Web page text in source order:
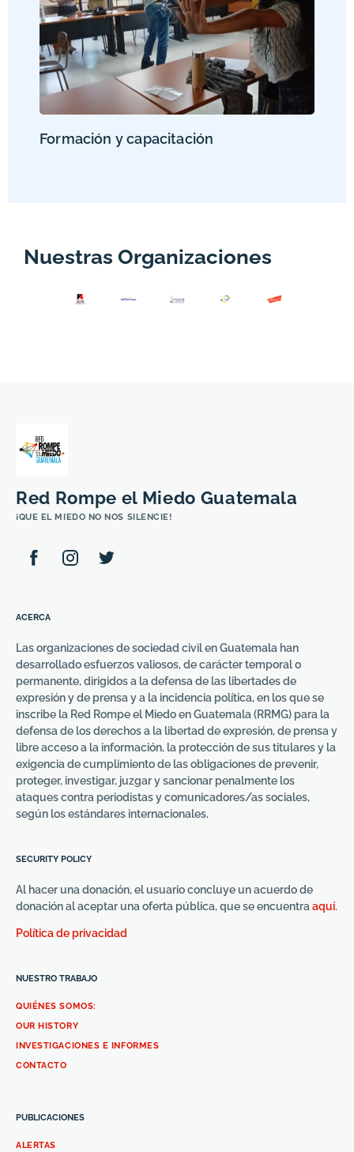
Formación y capacitación
Nuestras Organizaciones
Red Rompe el Miedo Guatemala
¡QUE EL MIEDO NO NOS SILENCIE!
ACERCA
Las organizaciones de sociedad civil en Guatemala han
desarrollado esfuerzos valiosos, de carácter temporal o
permanente, dirigidos a la defensa de las libertades de
expresión y de prensa y a la incidencia política, en los que se
inscribe la Red Rompe el Miedo en Guatemala (RRMG) para la
defensa de los derechos a la libertad de expresión, de prensa y
libre acceso a la información, la protección de sus titulares y la
exigencia de cumplimiento de las obligaciones de prevenir,
proteger, investigar, juzgar y sancionar penalmente los
ataques contra periodistas y comunicadores/as sociales,
según los estándares internacionales.
NUESTRO TRABAJO
QUIÉNES SOMOS:
OUR HISTORY
INVESTIGACIONES E INFORMES
CONTACTO
PUBLICACIONES
ALERTAS
SECURITY POLICY
Al hacer una donación, el usuario concluye un acuerdo de
donación al aceptar una oferta pública, que se encuentra aquí.
Política de privacidad